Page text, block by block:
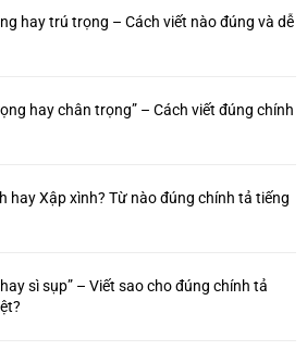
hay trú trọng – Cách viết nào đúng và dễ
hay chân trọng” – Cách viết đúng chính
hay Xập xình? Từ nào đúng chính tả tiếng
sì sụp” – Viết sao cho đúng chính tả